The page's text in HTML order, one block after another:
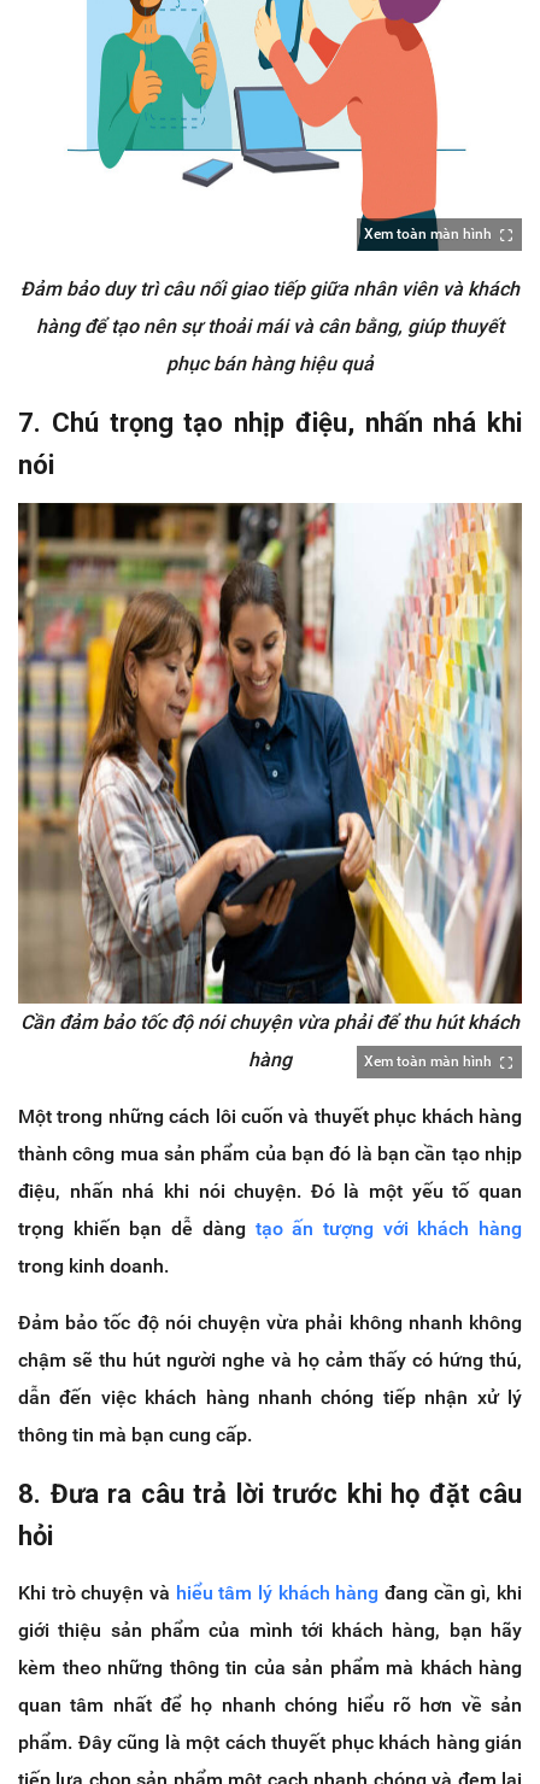
Xem toàn màn hình
Đảm bảo duy trì câu nối giao tiếp giữa nhân viên và khách
hàng để tạo nên sự thoải mái và cân bằng, giúp thuyết
phục bán hàng hiệu quả
7. Chú trọng tạo nhịp điệu, nhấn nhá khi
nói
Xem toàn màn hình
Cần đảm bảo tốc độ nói chuyện vừa phải để thu hút khách
hàng
Một trong những cách lôi cuốn và thuyết phục khách hàng
thành công mua sản phẩm của bạn đó là bạn cần tạo nhịp
điệu, nhấn nhá khi nói chuyện. Đó là một yếu tố quan
trọng khiến bạn dễ dàng tạo ấn tượng với khách hàng
trong kinh doanh.
Đảm bảo tốc độ nói chuyện vừa phải không nhanh không
chậm sẽ thu hút người nghe và họ cảm thấy có hứng thú,
dẫn đến việc khách hàng nhanh chóng tiếp nhận xử lý
thông tin mà bạn cung cấp.
8. Đưa ra câu trả lời trước khi họ đặt câu
hỏi
Khi trò chuyện và hiểu tâm lý khách hàng đang cần gì, khi
giới thiệu sản phẩm của mình tới khách hàng, bạn hãy
kèm theo những thông tin của sản phẩm mà khách hàng
quan tâm nhất để họ nhanh chóng hiểu rõ hơn về sản
phẩm. Đây cũng là một cách thuyết phục khách hàng gián
tiếp lựa chọn sản phẩm một cach nhanh chóng và đem lại